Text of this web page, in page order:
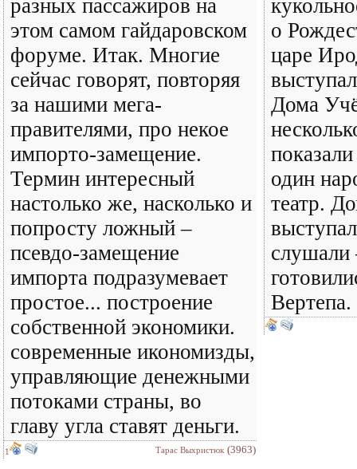
разных пассажиров на
этом самом гайдаровском
форуме. Итак. Многие
сейчас говорят, повторяя
за нашими мега-
правителями, про некое
импорто-замещение.
Термин интересный
настолько же, насколько и
попросту ложный –
псевдо-замещение
импорта подразумевает
простое... построение
собственной экономики.
современные икономизды,
управляющие денежными
потоками страны, во
главу угла ставят деньги.
1 Тарас Выхристюк (3963)
о
царе
Дома
один
театр.
слушали
Вертепа.